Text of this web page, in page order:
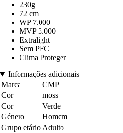
230g
72 cm
WP 7.000
MVP 3.000
Extralight
Sem PFC
Clima Proteger
Informações adicionais
Marca
CMP
Cor
moss
Cor
Verde
Género
Homem
Grupo etário Adulto